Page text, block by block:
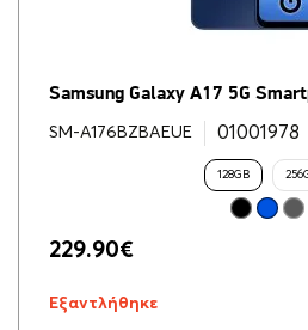
Samsung Galaxy A17 5G
SM-A176BZBAEUE 01001978
128GB
229.90€
Εξαντλήθηκε